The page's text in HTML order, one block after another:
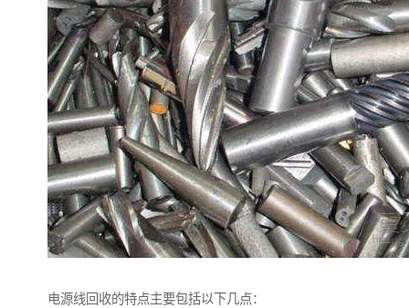
电源线回收的特点主要包括以下几点：